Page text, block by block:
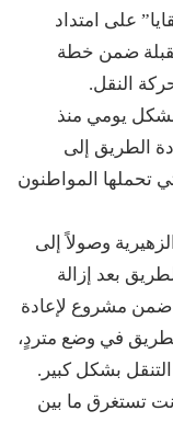
على امتداد
ضمن خطة
النقل.
بشكل يومي منذ
الطريق إلى
تحملها المواطنون
وصولاً إلى
بعد إزالة
ضمن مشروع لإعادة
في وضع متردٍ،
بشكل كبير.
تستغرق ما بين